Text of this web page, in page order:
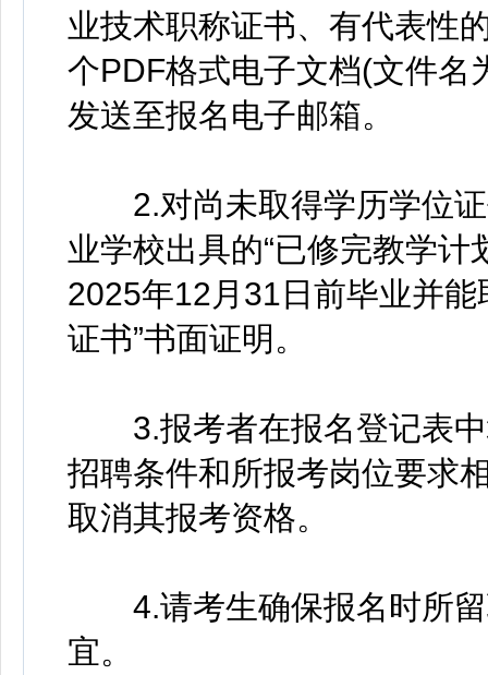
业技术职称证书、有代表性
个PDF格式电子文档(文件名
发送至报名电子邮箱。
2.对尚未取得学历学位证
业学校出具的“已修完教学
2025年12月31日前毕业并
证书”书面证明。
3.报考者在报名登记表中
招聘条件和所报考岗位要求
取消其报考资格。
4.请考生确保报名时所留
宜。